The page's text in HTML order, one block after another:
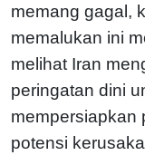
memang gagal,
memalukan ini
melihat Iran
peringatan dini
mempersiapkan
potensi